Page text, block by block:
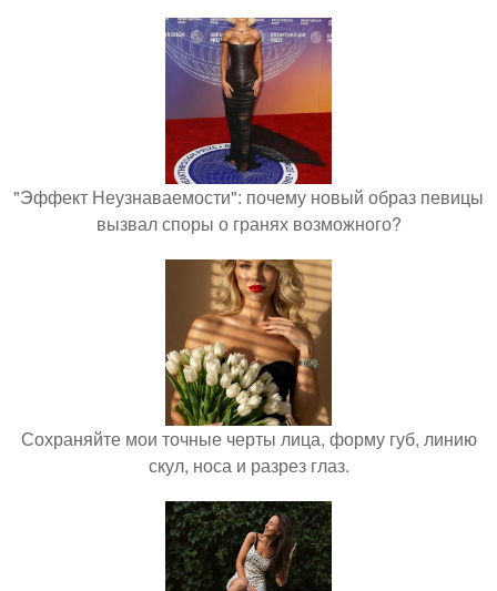
"Эффект Неузнаваемости": почему новый образ певицы
вызвал споры о гранях возможного?
Сохраняйте мои точные черты лица, форму губ, линию
скул, носа и разрез глаз.